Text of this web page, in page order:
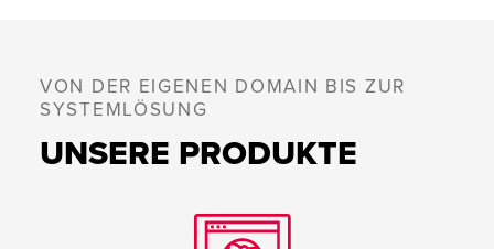
VON DER EIGENEN DOMAIN BIS ZUR
SYSTEMLÖSUNG
UNSERE PRODUKTE